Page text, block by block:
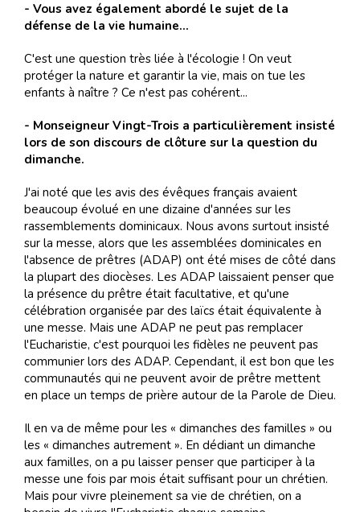
- Vous avez également abordé le sujet de la
défense de la vie humaine...
C'est une question très liée à l'écologie ! On veut
protéger la nature et garantir la vie, mais on tue les
enfants à naître ? Ce n'est pas cohérent...
- Monseigneur Vingt-Trois a particulièrement insisté
lors de son discours de clôture sur la question du
dimanche.
J'ai noté que les avis des évêques français avaient
beaucoup évolué en une dizaine d'années sur les
rassemblements dominicaux. Nous avons surtout insisté
sur la messe, alors que les assemblées dominicales en
l'absence de prêtres (ADAP) ont été mises de côté dans
la plupart des diocèses. Les ADAP laissaient penser que
la présence du prêtre était facultative, et qu'une
célébration organisée par des laïcs était équivalente à
une messe. Mais une ADAP ne peut pas remplacer
l'Eucharistie, c'est pourquoi les fidèles ne peuvent pas
communier lors des ADAP. Cependant, il est bon que les
communautés qui ne peuvent avoir de prêtre mettent
en place un temps de prière autour de la Parole de Dieu.
Il en va de même pour les « dimanches des familles » ou
les « dimanches autrement ». En dédiant un dimanche
aux familles, on a pu laisser penser que participer à la
messe une fois par mois était suffisant pour un chrétien.
Mais pour vivre pleinement sa vie de chrétien, on a